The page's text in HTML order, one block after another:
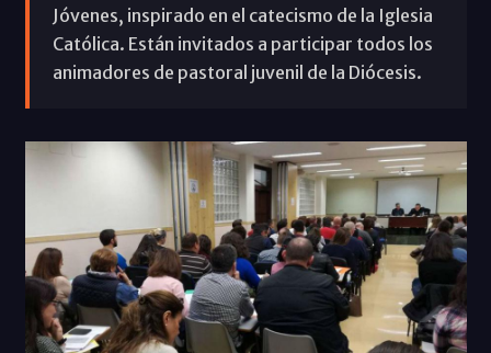
Jóvenes, inspirado en el catecismo de la Iglesia
Católica. Están invitados a participar todos los
animadores de pastoral juvenil de la Diócesis.